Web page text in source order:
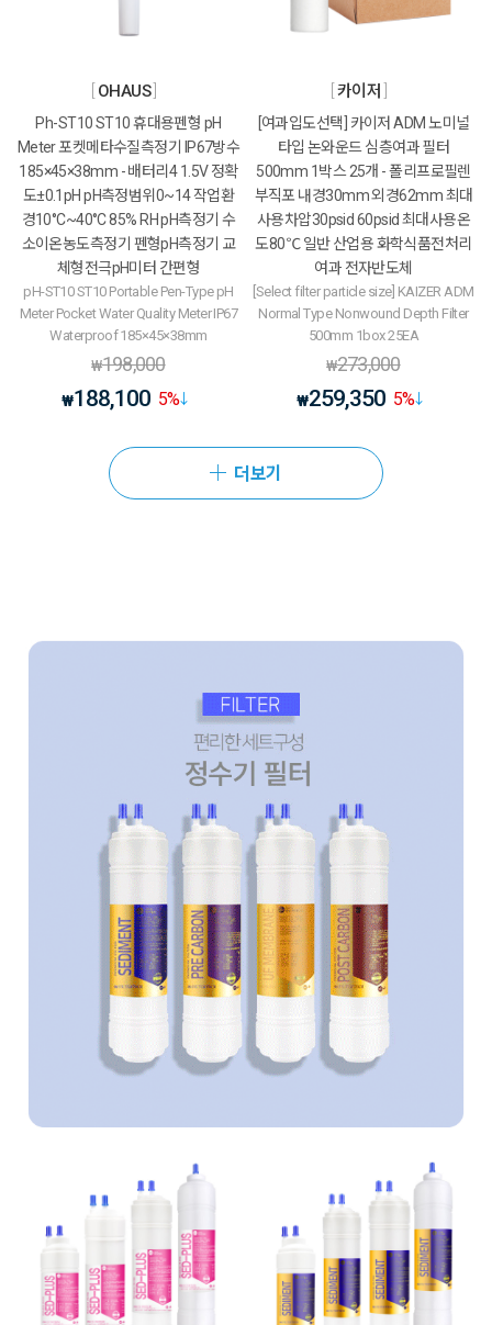
OHAUS
Ph-ST10 ST10 휴대용펜형 pH
Meter 포켓메타수질측정기 IP67방수
185×45×38mm - 배터리4 1.5V 정확
도±0.1pH pH측정범위0~14 작업환
경10°C~40°C 85% RH pH측정기 수
소이온농도측정기 펜형pH측정기 교
체형전극pH미터 간편형
pH-ST10 ST10 Portable Pen-Type pH
Meter Pocket Water Quality Meter IP67
Waterproof 185×45×38mm
₩198,000
₩188,100 5%
카이저
[여과입도선택] 카이저 ADM 노미널
타입 논와운드 심층여과 필터
500mm 1박스 25개 - 폴리프로필렌
부직포 내경30mm 외경62mm 최대
사용차압30psid 60psid 최대사용온
도80℃ 일반 산업용 화학식품전처리
여과 전자반도체
[Select filter particle size] KAIZER ADM
Normal Type Nonwound Depth Filter
500mm 1box 25EA
₩273,000
₩259,350 5%
더보기